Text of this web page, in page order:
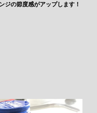
ジの節度感がアップします！